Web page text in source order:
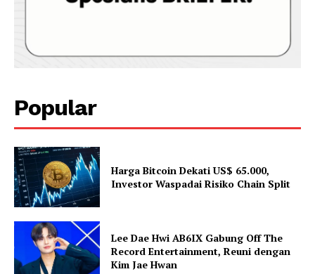
Popular
Harga Bitcoin Dekati US$ 65.000,
Investor Waspadai Risiko Chain Split
Lee Dae Hwi AB6IX Gabung Off The
Record Entertainment, Reuni dengan
Kim Jae Hwan